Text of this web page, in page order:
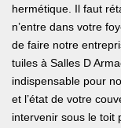
hermétique. Il faut
n’entre dans votre
de faire notre
tuiles à Salles D
indispensable pour
et l’état de votre
intervenir sous le toit